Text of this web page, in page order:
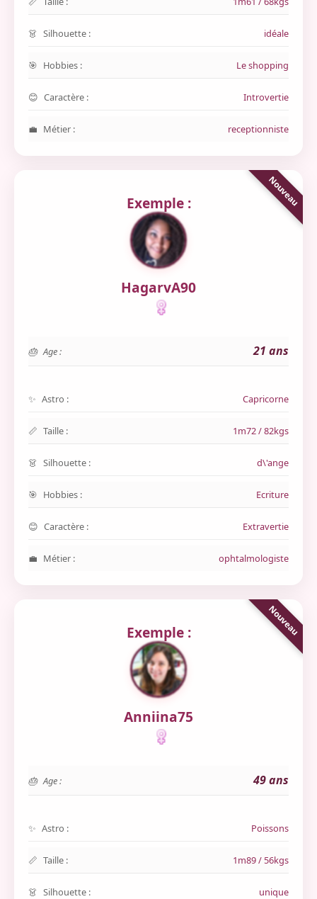
Silhouette : idéale
Hobbies : Le shopping
Caractère : Introvertie
Métier : receptionniste
Exemple :
HagarvA90
Age : 21 ans
Astro : Capricorne
Taille : 1m72 / 82kgs
Silhouette : d\'ange
Hobbies : Ecriture
Caractère : Extravertie
Métier : ophtalmologiste
Exemple :
Anniina75
Age : 49 ans
Astro : Poissons
Taille : 1m89 / 56kgs
Silhouette : unique